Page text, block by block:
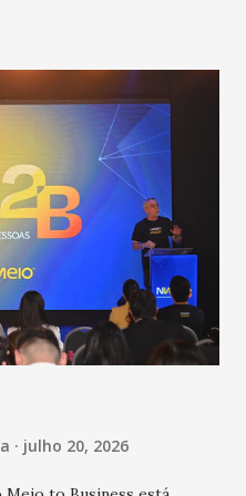
com os ambientes
estamos vivendo uma
em todos os anos, com
ou H1N1. Trata-se
diferente, com um poder de
coronavírus”, apontou o
epidemia com chance de
um grande risco à
“Precisamos saber fazer a
para não so...
julho 20, 2026